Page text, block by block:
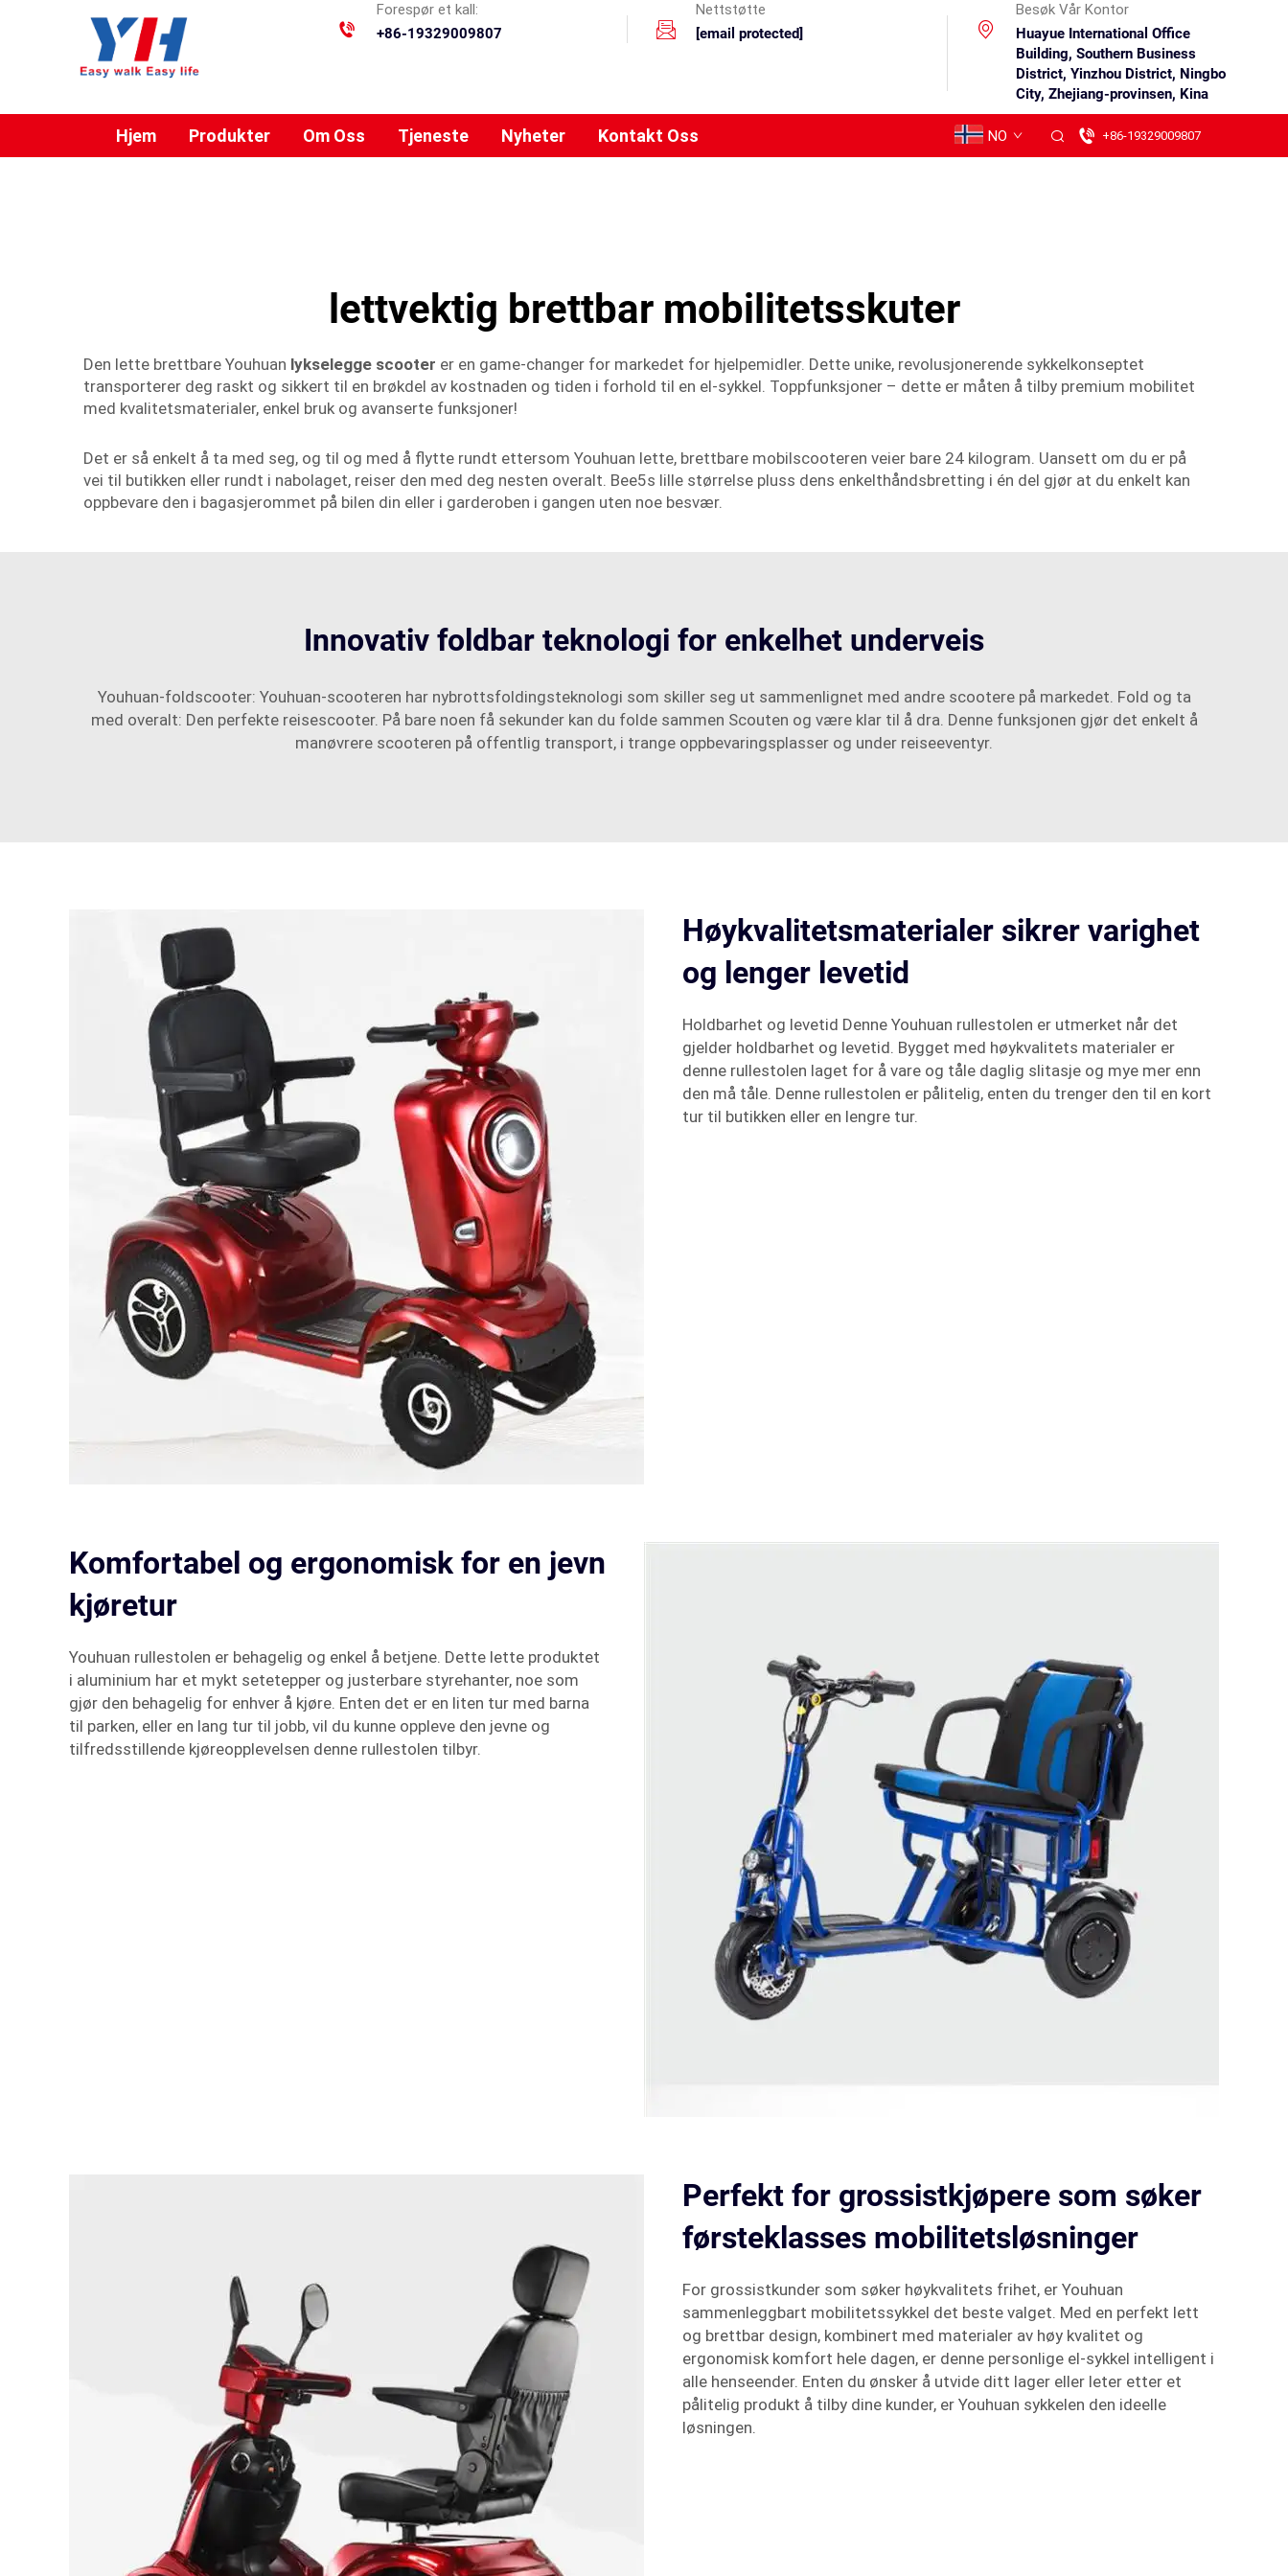
Forespør et kall:
+86-19329009807
Nettstøtte
[email protected]
Besøk Vår Kontor
Huayue International Office
Building, Southern Business
District, Yinzhou District, Ningbo
City, Zhejiang-provinsen, Kina
Hjem Produkter Om Oss Tjeneste Nyheter Kontakt Oss NO +86-19329009807
lettvektig brettbar mobilitetsskuter
Den lette brettbare Youhuan lykselegge scooter er en game-changer for markedet for hjelpemidler. Dette unike, revolusjonerende sykkelkonseptet
transporterer deg raskt og sikkert til en brøkdel av kostnaden og tiden i forhold til en el-sykkel. Toppfunksjoner – dette er måten å tilby premium mobilitet
med kvalitetsmaterialer, enkel bruk og avanserte funksjoner!
Det er så enkelt å ta med seg, og til og med å flytte rundt ettersom Youhuan lette, brettbare mobilscooteren veier bare 24 kilogram. Uansett om du er på
vei til butikken eller rundt i nabolaget, reiser den med deg nesten overalt. Bee5s lille størrelse pluss dens enkelthåndsbretting i én del gjør at du enkelt kan
oppbevare den i bagasjerommet på bilen din eller i garderoben i gangen uten noe besvær.
Innovativ foldbar teknologi for enkelhet underveis
Youhuan-foldscooter: Youhuan-scooteren har nybrottsfoldingsteknologi som skiller seg ut sammenlignet med andre scootere på markedet. Fold og ta
med overalt: Den perfekte reisescooter. På bare noen få sekunder kan du folde sammen Scouten og være klar til å dra. Denne funksjonen gjør det enkelt å
manøvrere scooteren på offentlig transport, i trange oppbevaringsplasser og under reiseeventyr.
Høykvalitetsmaterialer sikrer varighet
og lenger levetid
Holdbarhet og levetid Denne Youhuan rullestolen er utmerket når det
gjelder holdbarhet og levetid. Bygget med høykvalitets materialer er
denne rullestolen laget for å vare og tåle daglig slitasje og mye mer enn
den må tåle. Denne rullestolen er pålitelig, enten du trenger den til en kort
tur til butikken eller en lengre tur.
Komfortabel og ergonomisk for en jevn
kjøretur
Youhuan rullestolen er behagelig og enkel å betjene. Dette lette produktet
i aluminium har et mykt setetepper og justerbare styrehanter, noe som
gjør den behagelig for enhver å kjøre. Enten det er en liten tur med barna
til parken, eller en lang tur til jobb, vil du kunne oppleve den jevne og
tilfredsstillende kjøreopplevelsen denne rullestolen tilbyr.
Perfekt for grossistkjøpere som søker
førsteklasses mobilitetsløsninger
For grossistkunder som søker høykvalitets frihet, er Youhuan
sammenleggbart mobilitetssykkel det beste valget. Med en perfekt lett
og brettbar design, kombinert med materialer av høy kvalitet og
ergonomisk komfort hele dagen, er denne personlige el-sykkel intelligent i
alle henseender. Enten du ønsker å utvide ditt lager eller leter etter et
pålitelig produkt å tilby dine kunder, er Youhuan sykkelen den ideelle
løsningen.